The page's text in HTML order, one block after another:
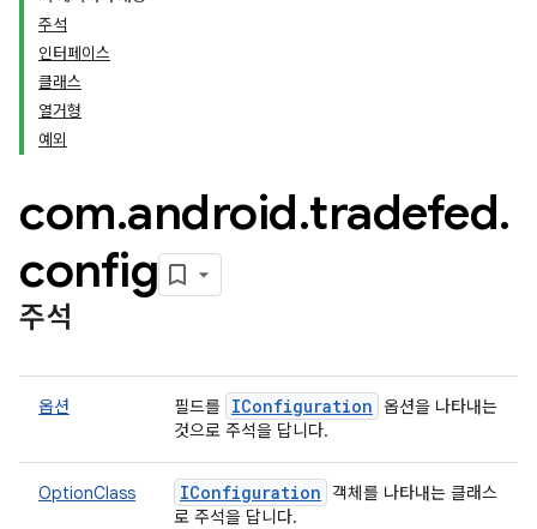
주석
인터페이스
클래스
열거형
예외
com.android.tradefed.
config
주석
옵션 필드를 IConfiguration 옵션을 나타내는
것으로 주석을 답니다.
OptionClass IConfiguration
객체를 나타내는 클래스
로 주석을 답니다.